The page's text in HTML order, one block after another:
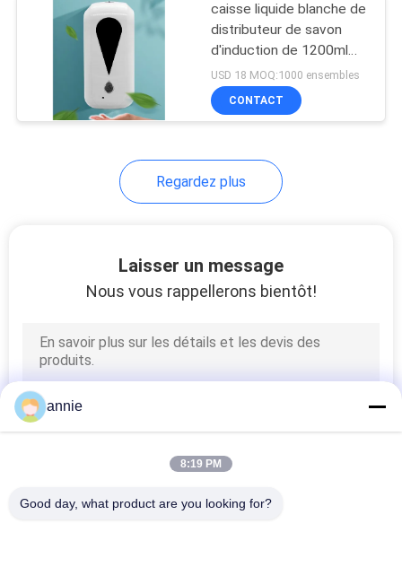
Clôtures en
plastique articulées
36
clôture en plastique
de réseau
Clôtures tenues
dans la main en
plastique
6
caisse liquide blanche de
distributeur de savon
d'induction de 1200ml
Touchless
USD 18 MOQ:1000 ensembles
CONTACT
Regardez plus
Laisser un message
Nous vous rappellerons bientôt!
annie
8:19 PM
Good day, what product are you looking for?